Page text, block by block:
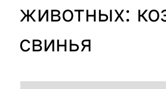
животных:
свинья